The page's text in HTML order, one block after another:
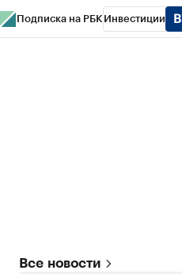
Подписка на РБК Инвестиции
Все новости